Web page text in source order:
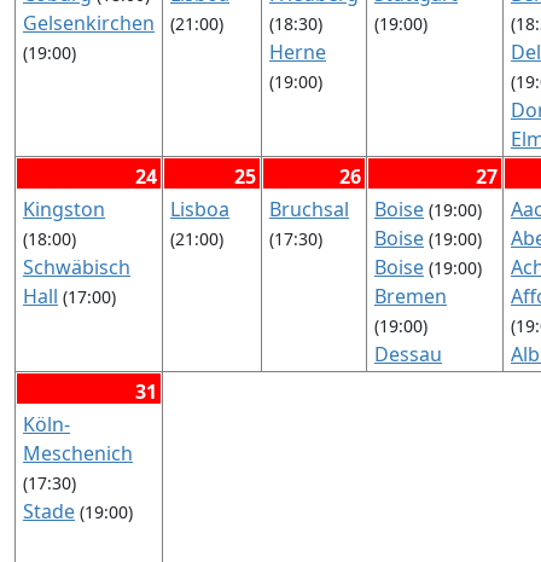
Gelsenkirchen
(19:00)
(21:00) (18:30)
Herne
(19:00)
(19:00)
24
Kingston
(18:00)
Schwäbisch
Hall (17:00)
25
Lisboa
(21:00)
26
Bruchsal
(17:30)
27
Boise (19:00)
Boise (19:00)
Boise (19:00)
Bremen
(19:00)
Dessau
31
Köln-
Meschenich
(17:30)
Stade (19:00)